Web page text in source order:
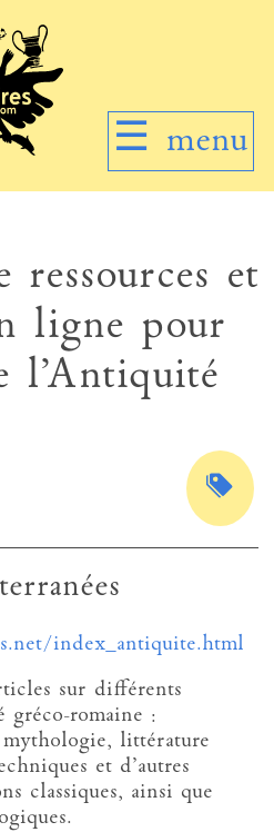
☰ menu
ressources et
ligne pour
l’Antiquité
index_antiquite.html
sur différents
gréco-romaine :
littérature
et d’autres
classiques, ainsi que